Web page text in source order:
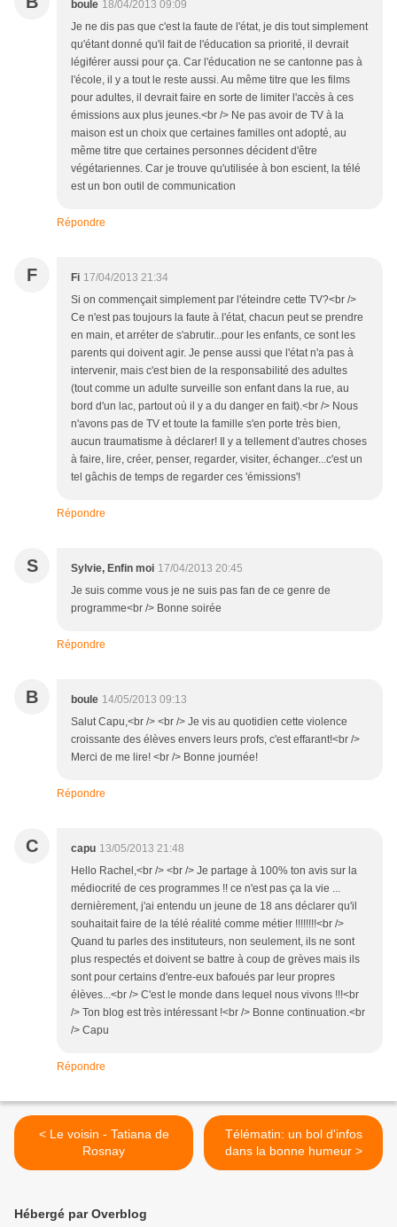
boule 18/04/2013 09:09
Je ne dis pas que c'est la faute de l'état, je dis tout simplement
qu'étant donné qu'il fait de l'éducation sa priorité, il devrait
légiférer aussi pour ça. Car l'éducation ne se cantonne pas à
l'école, il y a tout le reste aussi. Au même titre que les films
pour adultes, il devrait faire en sorte de limiter l'accès à ces
émissions aux plus jeunes.<br /> Ne pas avoir de TV à la
maison est un choix que certaines familles ont adopté, au
même titre que certaines personnes décident d'être
végétariennes. Car je trouve qu'utilisée à bon escient, la télé
est un bon outil de communication
Répondre
F Fi 17/04/2013 21:34
Si on commençait simplement par l'éteindre cette TV?<br />
Ce n'est pas toujours la faute à l'état, chacun peut se prendre
en main, et arréter de s'abrutir...pour les enfants, ce sont les
parents qui doivent agir. Je pense aussi que l'état n'a pas à
intervenir, mais c'est bien de la responsabilité des adultes
(tout comme un adulte surveille son enfant dans la rue, au
bord d'un lac, partout où il y a du danger en fait).<br /> Nous
n'avons pas de TV et toute la famille s'en porte très bien,
aucun traumatisme à déclarer! Il y a tellement d'autres choses
à faire, lire, créer, penser, regarder, visiter, échanger...c'est un
tel gâchis de temps de regarder ces 'émissions'!
Répondre
S Sylvie, Enfin moi 17/04/2013 20:45
Je suis comme vous je ne suis pas fan de ce genre de
programme<br /> Bonne soirée
Répondre
B boule 14/05/2013 09:13
Salut Capu,<br /> <br /> Je vis au quotidien cette violence
croissante des élèves envers leurs profs, c'est effarant!<br />
Merci de me lire! <br /> Bonne journée!
Répondre
C capu 13/05/2013 21:48
Hello Rachel,<br /> <br /> Je partage à 100% ton avis sur la
médiocrité de ces programmes !! ce n'est pas ça la vie ...
dernièrement, j'ai entendu un jeune de 18 ans déclarer qu'il
souhaitait faire de la télé réalité comme métier !!!!!!!!<br />
Quand tu parles des instituteurs, non seulement, ils ne sont
plus respectés et doivent se battre à coup de grèves mais ils
sont pour certains d'entre-eux bafoués par leur propres
élèves...<br /> C'est le monde dans lequel nous vivons !!!<br
/> Ton blog est très intéressant !<br /> Bonne continuation.<br
/> Capu
Répondre
< Le voisin - Tatiana de
Rosnay
Télématin: un bol d'infos
dans la bonne humeur >
Hébergé par Overblog